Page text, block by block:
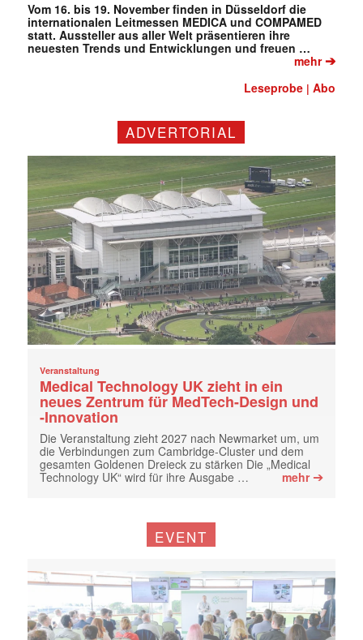
Vom 16. bis 19. November finden in Düsseldorf die
internationalen Leitmessen MEDICA und COMPAMED
statt. Aussteller aus aller Welt präsentieren ihre
neuesten Trends und Entwicklungen und freuen …
mehr➔
Leseprobe |Abo
ADVERTORIAL
Veranstaltung
Medical Technology UK zieht in ein
neues Zentrum für MedTech-Design und
-Innovation
Die Veranstaltung zieht 2027 nach Newmarket um, um
die Verbindungen zum Cambridge-Cluster und dem
gesamten Goldenen Dreieck zu stärken Die „Medical
Technology UK“ wird für ihre Ausgabe …
mehr➔
EVENT